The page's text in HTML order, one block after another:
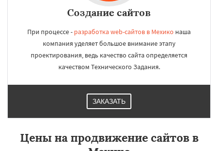
Создание сайтов
При процессе - разработка web-сайтов в Мехико наша
компания уделяет большое внимание этапу
проектирования, ведь качество сайта определяется
качеством Технического Задания.
ЗАКАЗАТЬ
Цены на продвижение сайтов в